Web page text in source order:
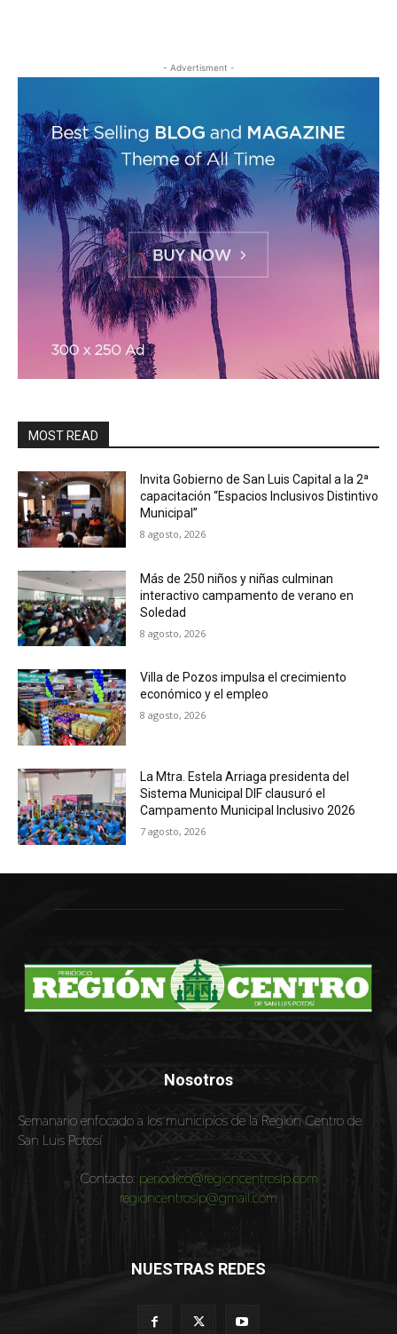
- Advertisment -
MOST READ
Invita Gobierno de San Luis Capital a la 2ª
capacitación “Espacios Inclusivos Distintivo
Municipal”
8 agosto, 2026
Más de 250 niños y niñas culminan
interactivo campamento de verano en
Soledad
8 agosto, 2026
Villa de Pozos impulsa el crecimiento
económico y el empleo
8 agosto, 2026
La Mtra. Estela Arriaga presidenta del
Sistema Municipal DIF clausuró el
Campamento Municipal Inclusivo 2026
7 agosto, 2026
Nosotros
Semanario enfocado a los municipios de la Región Centro de
San Luis Potosí
Contacto: periodico@regioncentroslp.com
regioncentroslp@gmail.com
NUESTRAS REDES